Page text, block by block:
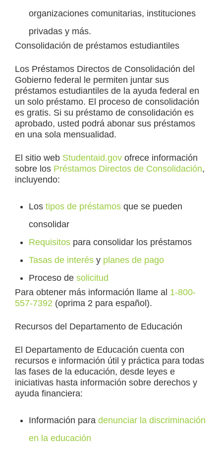
organizaciones comunitarias, instituciones
privadas y más.
Consolidación de préstamos estudiantiles
Los Préstamos Directos de Consolidación del
Gobierno federal le permiten juntar sus
préstamos estudiantiles de la ayuda federal en
un solo préstamo. El proceso de consolidación
es gratis. Si su préstamo de consolidación es
aprobado, usted podrá abonar sus préstamos
en una sola mensualidad.
El sitio web Studentaid.gov ofrece información
sobre los Préstamos Directos de Consolidación,
incluyendo:
Los tipos de préstamos que se pueden
consolidar
Requisitos para consolidar los préstamos
Tasas de interés y planes de pago
Proceso de solicitud
Para obtener más información llame al 1-800-
557-7392 (oprima 2 para español).
Recursos del Departamento de Educación
El Departamento de Educación cuenta con
recursos e información útil y práctica para todas
las fases de la educación, desde leyes e
iniciativas hasta información sobre derechos y
ayuda financiera:
Información para denunciar la discriminación
en la educación